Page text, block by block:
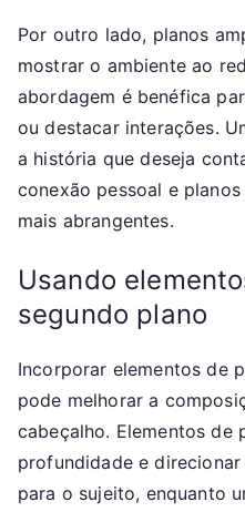
Por outro lado, planos
mostrar o ambiente ao
abordagem é benéfica
ou destacar interações.
a história que deseja
conexão pessoal e
mais abrangentes.
Usando
segundo plano
Incorporar elementos de
pode melhorar a
cabeçalho. Elementos de
profundidade e
para o sujeito, enquanto